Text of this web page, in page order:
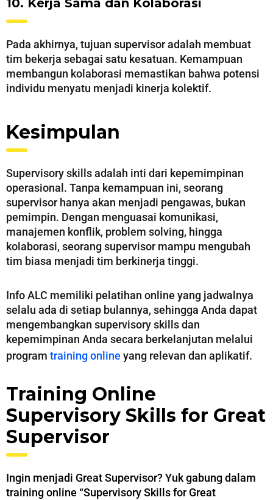
10. Kerja Sama dan Kolaborasi
Pada akhirnya, tujuan supervisor adalah membuat
tim bekerja sebagai satu kesatuan. Kemampuan
membangun kolaborasi memastikan bahwa potensi
individu menyatu menjadi kinerja kolektif.
Kesimpulan
Supervisory skills adalah inti dari kepemimpinan
operasional. Tanpa kemampuan ini, seorang
supervisor hanya akan menjadi pengawas, bukan
pemimpin. Dengan menguasai komunikasi,
manajemen konflik, problem solving, hingga
kolaborasi, seorang supervisor mampu mengubah
tim biasa menjadi tim berkinerja tinggi.
Info ALC memiliki pelatihan online yang jadwalnya
selalu ada di setiap bulannya, sehingga Anda dapat
mengembangkan supervisory skills dan
kepemimpinan Anda secara berkelanjutan melalui
program training online yang relevan dan aplikatif.
Training Online
Supervisory Skills for Great
Supervisor
Ingin menjadi Great Supervisor? Yuk gabung dalam
training online “Supervisory Skills for Great